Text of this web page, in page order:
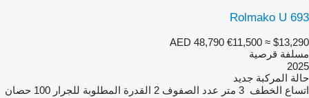
Rolmako U 693
AED 48,790 €11,500 ≈ $13,290
مسلفة قرصية
2025
حالة المركبة جديد
اتساع الخطف 3 متر عدد الصفوف 2 القدرة المطلوبة للجرار 100 حصان